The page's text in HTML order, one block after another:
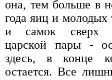
она, тем больше в
года яиц и
и самок сверх
царской пары -
здесь, в конце
остается. Все